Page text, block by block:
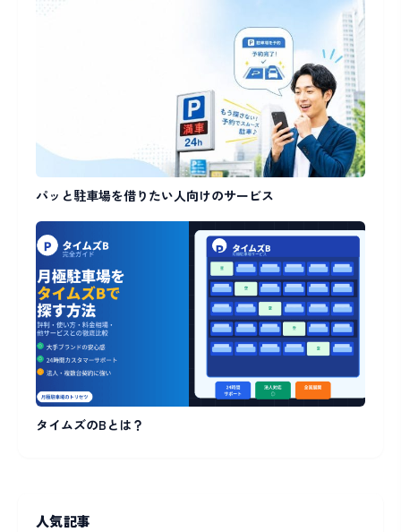
パッと駐車場を借りたい人向けのサービス
タイムズのBとは？
人気記事